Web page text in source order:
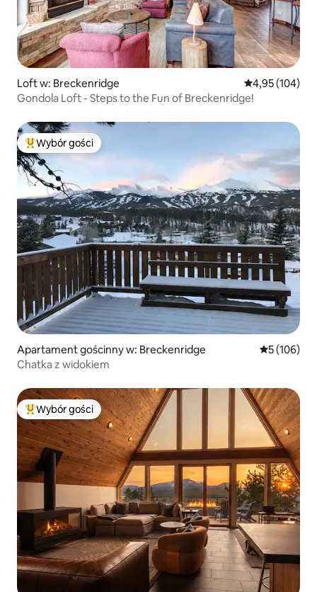
Loft w: Breckenridge Średnia
4,95 (104)
Gondola Loft - Steps to the Fun of Breckenridge!
Najpopularniejsze z kategorii Wybór gości
Wybór gości
Apartament gościnny w: Breckenridge Średnia
5 (106)
Chatka z widokiem
Najpopularniejsze z kategorii Wybór gości
Wybór gości